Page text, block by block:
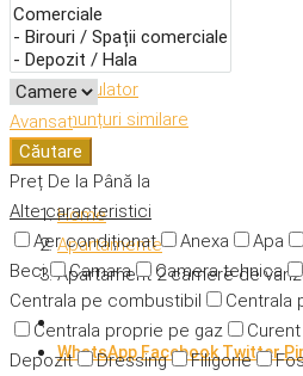
Avansat
Căutare
Preț De la Până la
Alte caracteristici
Aer condiționat
Anexa Apa
Beci
Camara Camera tehnica
Centrala pe combustibil
Centrala
Centrala proprie pe gaz
Curent
Depozit
Dressing Filigorie
Adresă
Detalii
Calculator
Anunțuri similare
Home
Apartamente
Apartament 2 camere de
WhatsApp Facebook Twitter